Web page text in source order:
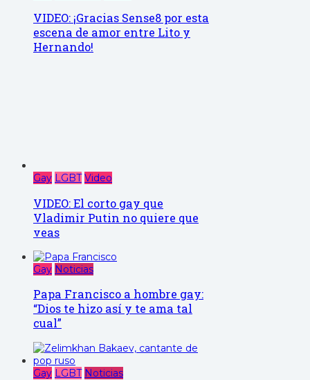
VIDEO: ¡Gracias Sense8 por esta
escena de amor entre Lito y
Hernando!
Gay LGBT Video
VIDEO: El corto gay que
Vladimir Putin no quiere que
veas
Gay Noticias
Papa Francisco a hombre gay:
“Dios te hizo así y te ama tal
cual”
Gay LGBT Noticias